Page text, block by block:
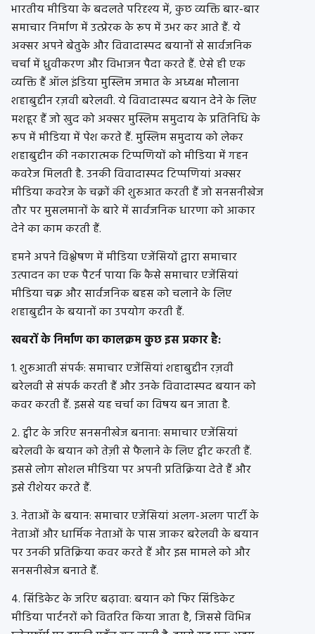
भारतीय मीडिया के बदलते परिदृश्य में, कुछ व्यक्ति बार-बार
समाचार निर्माण में उत्प्रेरक के रूप में उभर कर आते हैं. ये
अक्सर अपने बेतुके और विवादास्पद बयानों से सार्वजनिक
चर्चा में ध्रुवीकरण और विभाजन पैदा करते हैं. ऐसे ही एक
व्यक्ति हैं ऑल इंडिया मुस्लिम जमात के अध्यक्ष मौलाना
शहाबुद्दीन रज़वी बरेलवी. ये विवादास्पद बयान देने के लिए
मशहूर हैं जो खुद को अक्सर मुस्लिम समुदाय के प्रतिनिधि के
रूप में मीडिया में पेश करते हैं. मुस्लिम समुदाय को लेकर
शहाबुद्दीन की नकारात्मक टिप्पणियों को मीडिया में गहन
कवरेज मिलती है. उनकी विवादास्पद टिप्पणियां अक्सर
मीडिया कवरेज के चक्रों की शुरुआत करती हैं जो सनसनीखेज
तौर पर मुसलमानों के बारे में सार्वजनिक धारणा को आकार
देने का काम करती हैं.
हमने अपने विश्लेषण में मीडिया एजेंसियों द्वारा समाचार
उत्पादन का एक पैटर्न पाया कि कैसे समाचार एजेंसियां ​​
मीडिया चक्र और सार्वजनिक बहस को चलाने के लिए
शहाबुद्दीन के बयानों का उपयोग करती हैं.
खबरों के निर्माण का कालक्रम कुछ इस प्रकार है:
1. शुरुआती संपर्क: समाचार एजेंसियां शहाबुद्दीन रज़वी
बरेलवी से संपर्क करती हैं और उनके विवादास्पद बयान को
कवर करती हैं. इससे यह चर्चा का विषय बन जाता है.
2. ट्वीट के जरिए सनसनीखेज बनाना: समाचार एजेंसियां
बरेलवी के बयान को तेज़ी से फैलाने के लिए ट्वीट करती हैं.
इससे लोग सोशल मीडिया पर अपनी प्रतिक्रिया देते हैं और
इसे रीशेयर करते हैं.
3. नेताओं के बयान: समाचार एजेंसियां अलग-अलग पार्टी के
नेताओं और धार्मिक नेताओं के पास जाकर बरेलवी के बयान
पर उनकी प्रतिक्रिया कवर करते हैं और इस मामले को और
सनसनीखेज बनाते हैं.
4. सिंडिकेट के जरिए बढ़ावा: बयान को फिर सिंडिकेट
मीडिया पार्टनरों को वितरित किया जाता है, जिससे विभिन्न